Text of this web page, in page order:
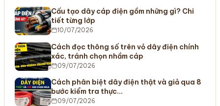
Cấu tạo dây cáp điện gồm những gì? Chi
tiết từng lớp
10/07/2026
Cách đọc thông số trên vỏ dây điện chính
xác, tránh chọn nhầm cáp
09/07/2026
Cách phân biệt dây điện thật và giả qua 8
bước kiểm tra thực…
09/07/2026